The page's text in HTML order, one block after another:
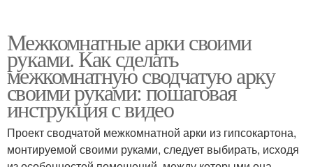
Межкомнатные арки своими
руками. Как сделать
межкомнатную сводчатую арку
своими руками: пошаговая
инструкция с видео
Проект сводчатой межкомнатной арки из гипсокартона,
монтируемой своими руками, следует выбирать, исходя